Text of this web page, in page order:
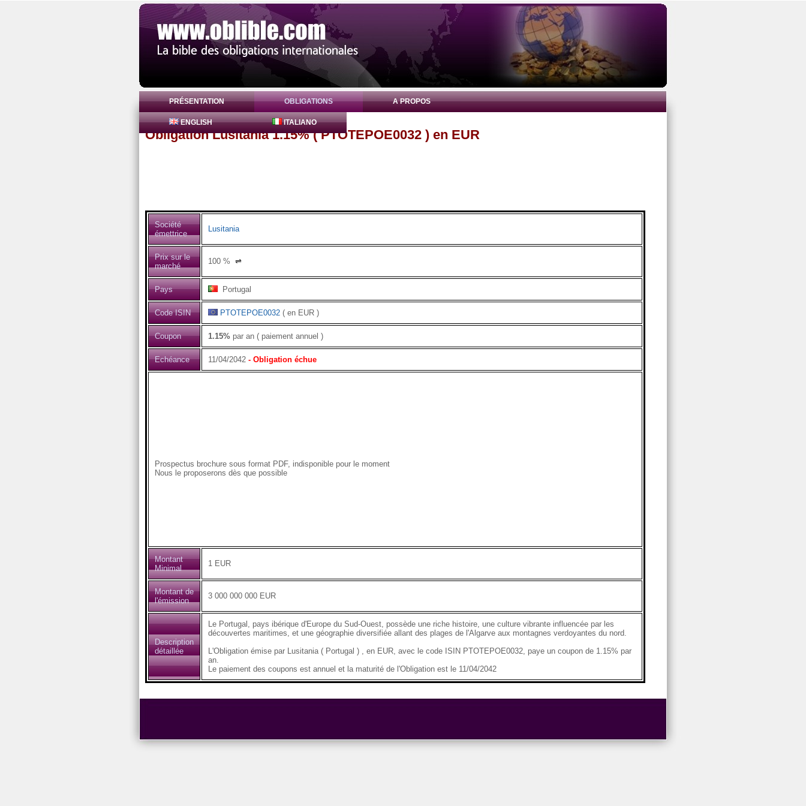
PRÉSENTATION OBLIGATIONS A PROPOS
ENGLISH ITALIANO
Obligation Lusitania 1.15% ( PTOTEPOE0032 ) en EUR
Société
émettrice
Lusitania
Prix sur le
marché
100% ⇌
Pays Portugal
Code ISIN PTOTEPOE0032( en EUR )
Coupon 1.15%par an ( paiement annuel )
Echéance 11/04/2042- Obligation échue
Prospectus brochure sous format PDF, indisponible pour le moment
Nous le proposerons dès que possible
Montant
Minimal
1 EUR
Montant de
l'émission
3 000 000 000 EUR
Description
détaillée
Le Portugal, pays ibérique d'Europe du Sud-Ouest, possède une riche histoire, une culture vibrante influencée par les
découvertes maritimes, et une géographie diversifiée allant des plages de l'Algarve aux montagnes verdoyantes du nord.
L'Obligation émise par Lusitania ( Portugal ) , en EUR, avec le code ISIN PTOTEPOE0032, paye un coupon de 1.15% par
an.
Le paiement des coupons est annuel et la maturité de l'Obligation est le 11/04/2042